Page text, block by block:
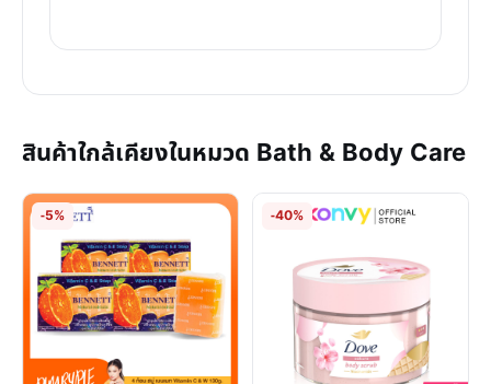
สินค้าใกล้เคียงในหมวด Bath & Body Care
-5% -40%